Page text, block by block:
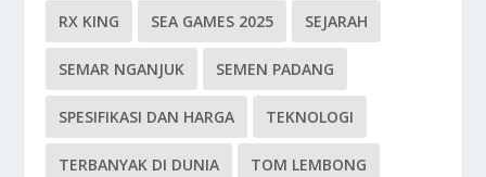
RX KING SEA GAMES 2025 SEJARAH
SEMAR NGANJUK SEMEN PADANG
SPESIFIKASI DAN HARGA TEKNOLOGI
TERBANYAK DI DUNIA TOM LEMBONG